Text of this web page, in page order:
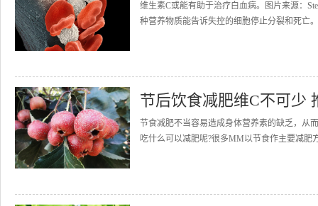
维生素C或能有助于治疗白血病。图片来源：
种营养物质能告诉失控的细胞停止分裂和死亡
节后饮食减肥维C不可少
节食减肥不当容易造成身体营养素的缺乏，从
吃什么可以减肥呢?很多MM以节食作主要减肥